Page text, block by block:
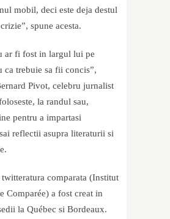
mobil, deci este deja destul
spune acesta.
ar fi fost in largul lui pe
ca trebuie sa fii concis”,
Pivot, celebru jurnalist
la randul sau,
pentru a impartasi
reflectii asupra literaturii si
comparata (Institut
Comparée) a fost creat in
la Québec si Bordeaux.